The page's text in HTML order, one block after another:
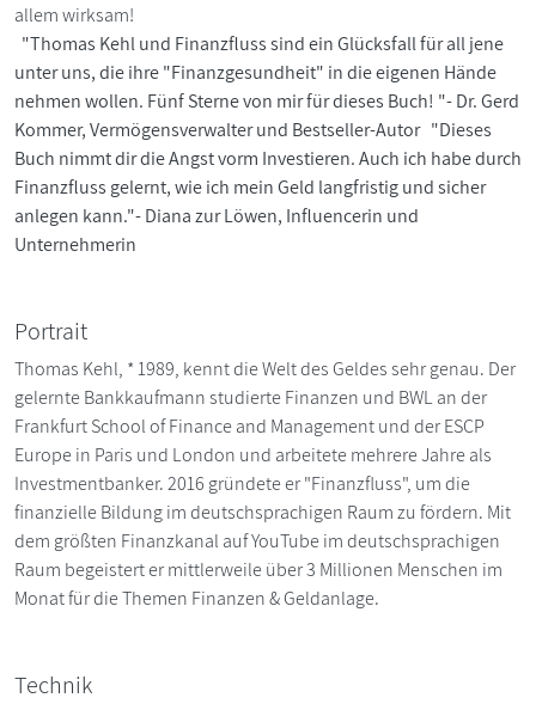
allem wirksam!
"Thomas Kehl und Finanzfluss sind ein Glücksfall für all jene
unter uns, die ihre "Finanzgesundheit" in die eigenen Hände
nehmen wollen. Fünf Sterne von mir für dieses Buch! "- Dr. Gerd
Kommer, Vermögensverwalter und Bestseller-Autor "Dieses
Buch nimmt dir die Angst vorm Investieren. Auch ich habe durch
Finanzfluss gelernt, wie ich mein Geld langfristig und sicher
anlegen kann."- Diana zur Löwen, Influencerin und
Unternehmerin
Portrait
Thomas Kehl, * 1989, kennt die Welt des Geldes sehr genau. Der
gelernte Bankkaufmann studierte Finanzen und BWL an der
Frankfurt School of Finance and Management und der ESCP
Europe in Paris und London und arbeitete mehrere Jahre als
Investmentbanker. 2016 gründete er "Finanzfluss", um die
finanzielle Bildung im deutschsprachigen Raum zu fördern. Mit
dem größten Finanzkanal auf YouTube im deutschsprachigen
Raum begeistert er mittlerweile über 3 Millionen Menschen im
Monat für die Themen Finanzen & Geldanlage.
Technik